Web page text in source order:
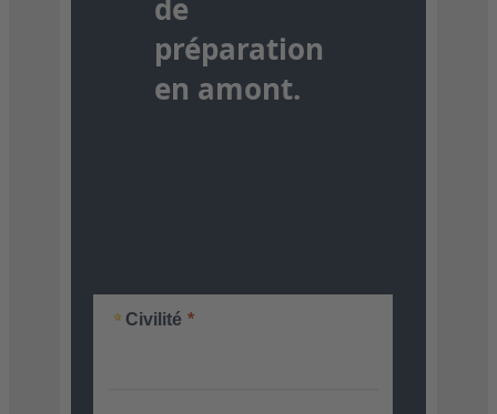
de
préparation
en amont.
Civilité